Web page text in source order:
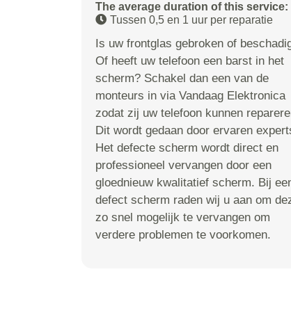
The average duration of this service:
Tussen 0,5 en 1 uur per reparatie
Is uw frontglas gebroken of
Of heeft uw telefoon een barst in het
scherm? Schakel dan een van de
monteurs in via Vandaag Elektronica
zodat zij uw telefoon kunnen
Dit wordt gedaan door ervaren
Het defecte scherm wordt direct en
professioneel vervangen door een
gloednieuw kwalitatief scherm. Bij
defect scherm raden wij u aan om
zo snel mogelijk te vervangen om
verdere problemen te voorkomen.